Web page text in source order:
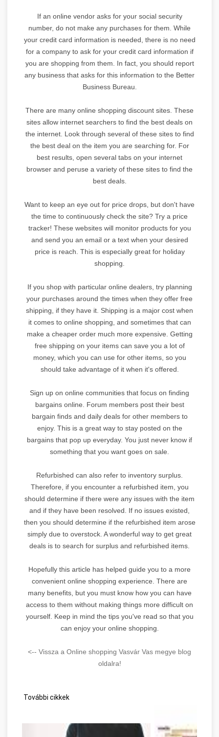
If an online vendor asks for your social security
number, do not make any purchases for them. While
your credit card information is needed, there is no need
for a company to ask for your credit card information if
you are shopping from them. In fact, you should report
any business that asks for this information to the Better
Business Bureau.
There are many online shopping discount sites. These
sites allow internet searchers to find the best deals on
the internet. Look through several of these sites to find
the best deal on the item you are searching for. For
best results, open several tabs on your internet
browser and peruse a variety of these sites to find the
best deals.
Want to keep an eye out for price drops, but don't have
the time to continuously check the site? Try a price
tracker! These websites will monitor products for you
and send you an email or a text when your desired
price is reach. This is especially great for holiday
shopping.
If you shop with particular online dealers, try planning
your purchases around the times when they offer free
shipping, if they have it. Shipping is a major cost when
it comes to online shopping, and sometimes that can
make a cheaper order much more expensive. Getting
free shipping on your items can save you a lot of
money, which you can use for other items, so you
should take advantage of it when it's offered.
Sign up on online communities that focus on finding
bargains online. Forum members post their best
bargain finds and daily deals for other members to
enjoy. This is a great way to stay posted on the
bargains that pop up everyday. You just never know if
something that you want goes on sale.
Refurbished can also refer to inventory surplus.
Therefore, if you encounter a refurbished item, you
should determine if there were any issues with the item
and if they have been resolved. If no issues existed,
then you should determine if the refurbished item arose
simply due to overstock. A wonderful way to get great
deals is to search for surplus and refurbished items.
Hopefully this article has helped guide you to a more
convenient online shopping experience. There are
many benefits, but you must know how you can have
access to them without making things more difficult on
yourself. Keep in mind the tips you've read so that you
can enjoy your online shopping.
<-- Vissza a Online shopping Vasvár Vas megye blog
oldalra!
További cikkek